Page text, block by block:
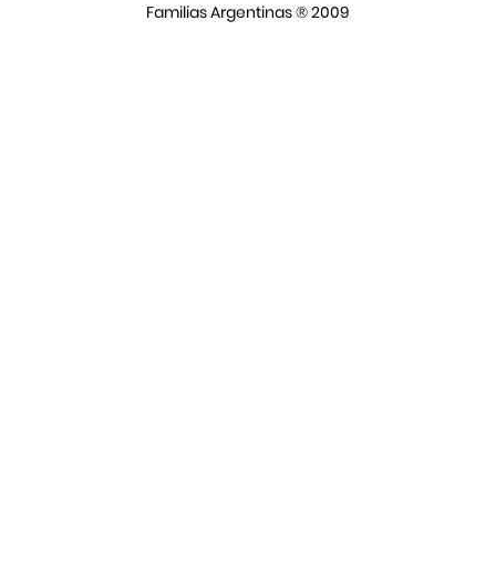
Familias Argentinas ® 2009